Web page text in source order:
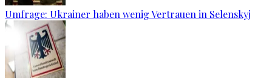
Umfrage: Ukrainer haben wenig Vertrauen in Selenskyj